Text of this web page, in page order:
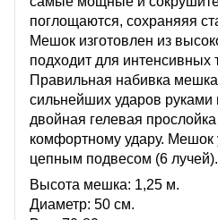
поглощаются, сохраняяя
Мешок изготовлен из
подходит для интенсивных
Правильная набивка
сильнейших ударов руками
двойная гелевая
комфортному удару. Мешок
цепным подвесом (6 лучей).
Высота мешка: 1,25 м.
Диаметр: 50 см.